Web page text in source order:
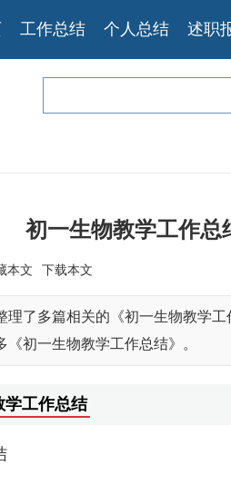
工作总结 个人总结 述职
初一生物教学工作总
本文 下载本文
理了多篇相关的《初一生物教学
初一生物教学工作总结》。
学工作总结